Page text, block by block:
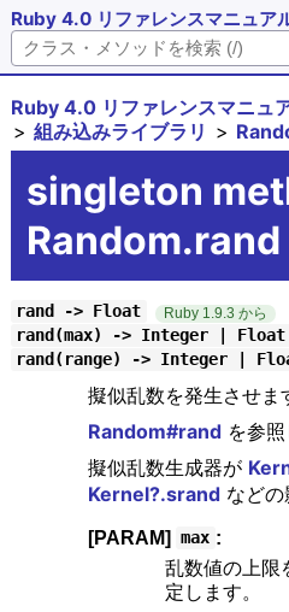
Ruby 4.0 リファレンスマニュア
Ruby 4.0 リファレンスマニュ
組み込みライブラリ
singleton
Random.rand
rand -> Float Ruby 1.9.3 から
rand(max) -> Integer | Float
rand(range) -> Integer |
擬似乱数を発生させま
Random#randを参照
擬似乱数生成器が
Kernel?.srandなどの
[PARAM] max :
乱数値の上限
定します。